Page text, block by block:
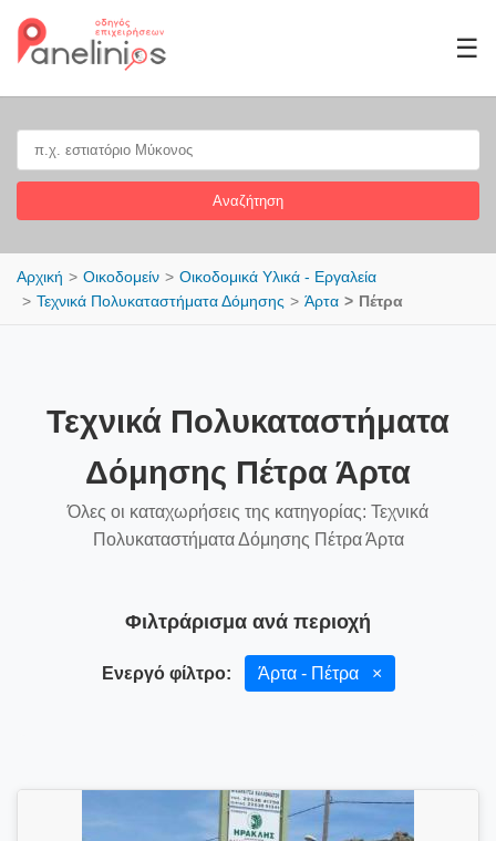
☰
Αναζήτηση
Αρχική Οικοδομείν
Οικοδομικά Υλικά - Εργαλεία
Τεχνικά Πολυκαταστήματα Δόμησης
Άρτα Πέτρα
Τεχνικά Πολυκαταστήματα
Δόμησης Πέτρα Άρτα
Όλες οι καταχωρήσεις της κατηγορίας: Τεχνικά
Πολυκαταστήματα Δόμησης Πέτρα Άρτα
Φιλτράρισμα ανά περιοχή
Ενεργό φίλτρο: Άρτα - Πέτρα ×